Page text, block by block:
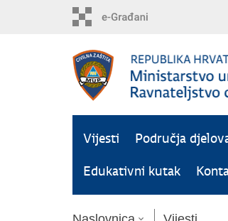
Vijesti Područja
Edukativni kutak